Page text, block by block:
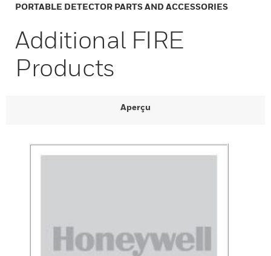
PORTABLE DETECTOR PARTS AND ACCESSORIES
Additional FIRE
Products
Aperçu